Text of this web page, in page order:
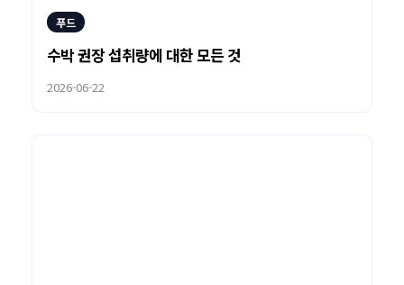
푸드
수박 권장 섭취량에 대한 모든 것
2026-06-22